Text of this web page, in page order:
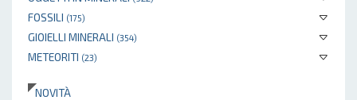
FOSSILI (175)
GIOIELLI MINERALI (354)
METEORITI (23)
NOVITÀ